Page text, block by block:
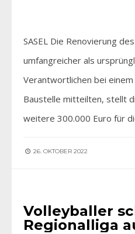
SASEL Die Renovierung
umfangreicher als
Verantwortlichen bei
Baustelle mitteilten, stellt
weitere 300.000 Euro für
26. OKTOBER 2022
Volleyballer
Regionalliga